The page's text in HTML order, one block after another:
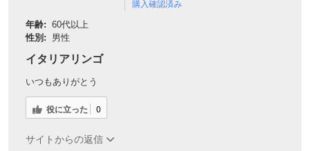
購入確認済み
年齢: 60代以上
性別:
男性
イタリアリンゴ
いつもありがとう
役に立った 0
サイトからの返信